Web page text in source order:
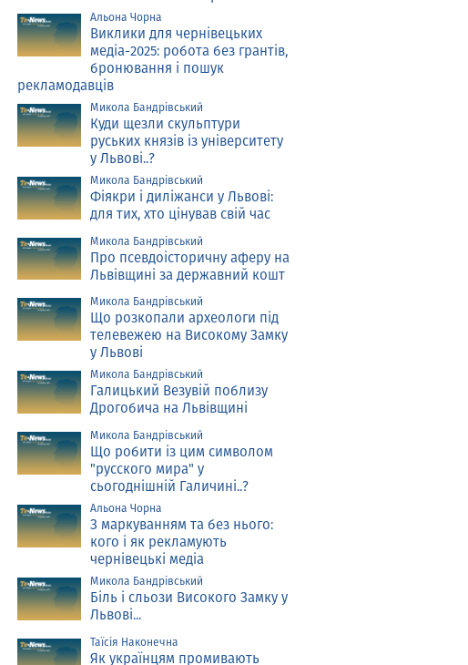
Альона Чорна
Виклики для чернівецьких
медіа-2025: робота без грантів,
бронювання і пошук
рекламодавців
Микола Бандрівський
Куди щезли скульптури
руських князів із університету
у Львові..?
Микола Бандрівський
Фіякри і диліжанси у Львові:
для тих, хто цінував свій час
Микола Бандрівський
Про псевдоісторичну аферу на
Львівщині за державний кошт
Микола Бандрівський
Що розкопали археологи під
телевежею на Високому Замку
у Львові
Микола Бандрівський
Галицький Везувій поблизу
Дрогобича на Львівщині
Микола Бандрівський
Що робити із цим символом
"русского мира" у
сьогоднішній Галичині..?
Альона Чорна
З маркуванням та без нього:
кого і як рекламують
чернівецькі медіа
Микола Бандрівський
Біль і сльози Високого Замку у
Львові...
Таїсія Наконечна
Як українцям промивають